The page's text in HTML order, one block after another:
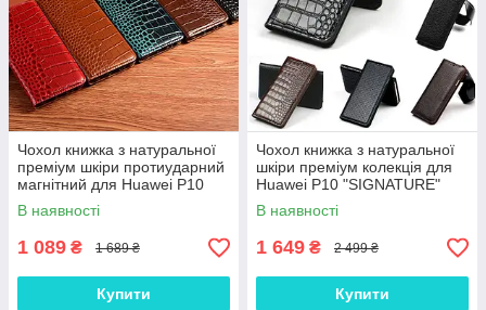
Чохол книжка з натуральної
преміум шкіри протиударний
магнітний для Huawei P10
"CROCODILE"
В наявності
1 089 ₴ 1 689 ₴
Купити
Чохол книжка з натуральної
шкіри преміум колекція для
Huawei P10 "SIGNATURE"
В наявності
1 649 ₴ 2 499 ₴
Купити